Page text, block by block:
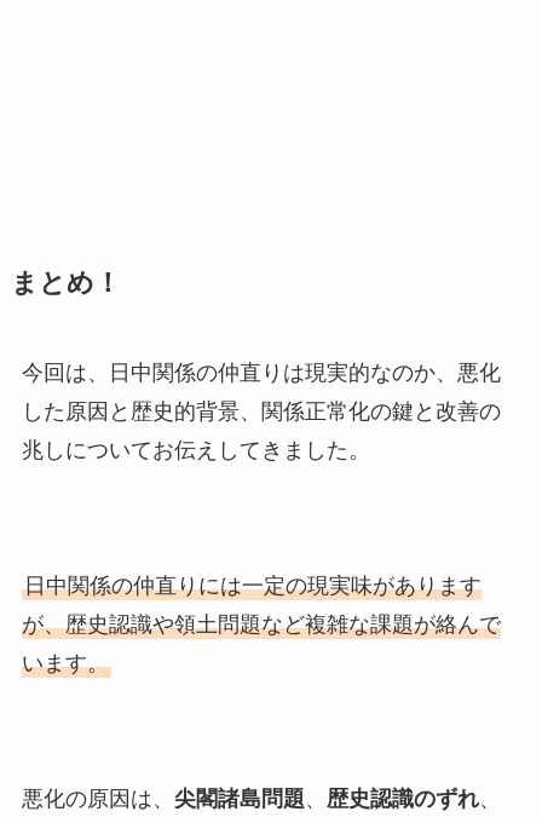
まとめ！
今回は、日中関係の仲直りは現実的なのか、悪化
した原因と歴史的背景、関係正常化の鍵と改善の
兆しについてお伝えしてきました。
日中関係の仲直りには一定の現実味があります
が、歴史認識や領土問題など複雑な課題が絡んで
います。
悪化の原因は、 尖閣諸島問題、 歴史認識のずれ、